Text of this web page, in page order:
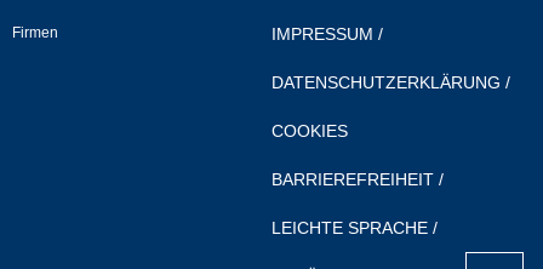
Gemeinderat
Firmen IMPRESSUM /
DATENSCHUTZERKLÄRUNG /
COOKIES
BARRIEREFREIHEIT /
LEICHTE SPRACHE /